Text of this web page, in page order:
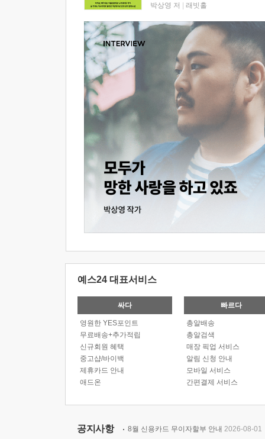
박상영 저 래빗홀
예스24 대표서비스
싸다
영원한 YES포인트
무료배송+추가적립
신규회원 혜택
중고샵/바이백
제휴카드 안내
애드온
빠르다
총알배송
총알검색
매장 픽업 서비스
알림 신청 안내
모바일 서비스
간편결제 서비스
공지사항 8월 신용카드 무이자할부 안내 2026-08-01